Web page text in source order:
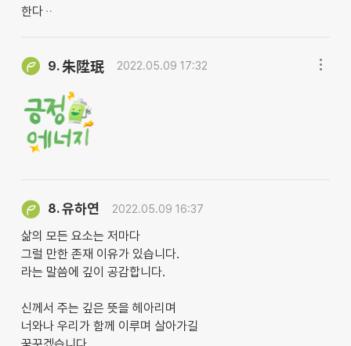
한다ᆢ
9.朱陞珉 2022.05.09 17:32
8.유하연 2022.05.09 16:37
삶의 모든 요소는 저마다
그럴 만한 존재 이유가 있습니다.
라는 말씀에 깊이 공감합니다.
신께서 주는 깊은 뜻을 헤아리며
너와나 우리가 함께 이루며 살아가길